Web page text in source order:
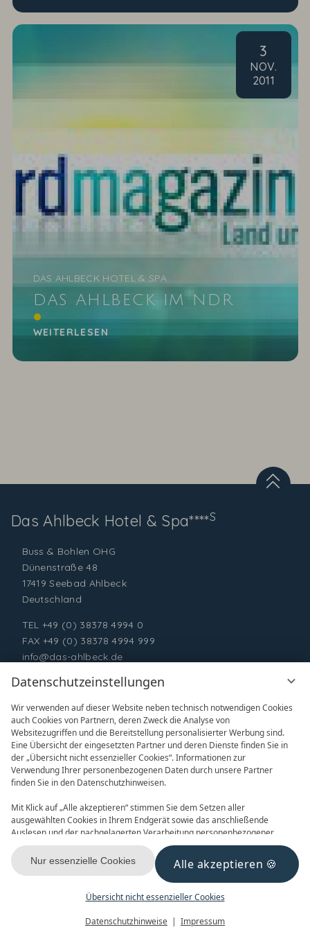
Datenschutzeinstellungen
Wir verwenden auf dieser Website neben technisch notwendigen Cookies
auch Cookies von Partnern, deren Zweck die Analyse von
Websitezugriffen und die Bereitstellung personalisierter Werbung sind.
Eine Übersicht der eingesetzten Partner und deren Dienste finden Sie in
der „Übersicht nicht essenzieller Cookies“. Informationen zur
Verwendung Ihrer personenbezogenen Daten durch unsere Partner
finden Sie in den Datenschutzhinweisen.
Mit Klick auf „Alle akzeptieren“ stimmen Sie dem Setzen aller
ausgewählten Cookies in Ihrem Endgerät sowie das anschließende
Auslesen und der nachgelagerten Verarbeitung personenbezogener
Daten (z.B. Ihrer IP-Adresse) durch uns und unseren Partnern zu. Falls
Sie damit nicht einverstanden sind, klicken Sie bitte auf „Nur essenzielle
Cookies“. Eine individuelle Auswahl können Sie unter „Übersicht nicht
essenzieller Cookies“ tätigen. Sie können Ihre Auswahl im Fußbereich
dieser Website oder in den Datenschutzhinweisen jederzeit aufrufen und
Alle akzeptieren
Nur essenzielle Cookies
Übersicht nicht essenzieller Cookies
Datenschutzhinweise Impressum
GutscheineBuchen
3
NOV.
2011
DAS AHLBECK IM NDR
Na, wer hat unserem Küchenchef, Christian
Gottstein, am 31.10.11 im NDR bei der Sendung
DAS AHLBECK HOTEL & SPA
WEITERLESEN
Das Ahlbeck Hotel & Spa****S
Buss & Bohlen OHG
Dünenstraße 48
17419 Seebad Ahlbeck
Deutschland
TEL +49 (0) 38378 4994 0
FAX +49 (0) 38378 4994 999
info@das-ahlbeck.de
ONLINE BUCHEN ANFRAGEN
GUTSCHEINE NEWSLETTER